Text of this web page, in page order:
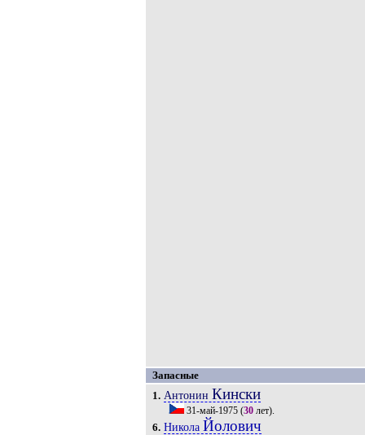
Запасные
1. Антонин Кински
31-май-1975(30лет).
6. Никола Йолович